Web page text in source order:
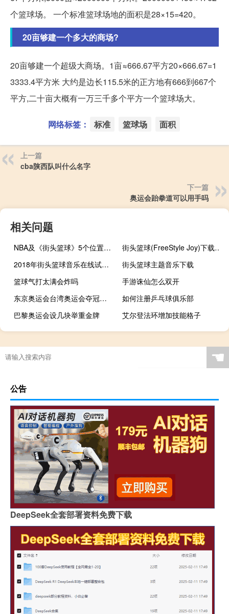
个篮球场。 一个标准篮球场地的面积是28×15=420。
20亩够建一个多大的商场?
20亩够建一个超级大商场。1亩≈666.67平方20×666.67=1
3333.4平方米 大约是边长115.5米的正方地有666到667个
平方,二十亩大概有一万三千多个平方一个篮球场大。
网络标签： 标准 篮球场 面积
上一篇
cba陕西队叫什么名字
下一篇
奥运会跆拳道可以用手吗
相关问题
NBA及《街头篮球》5个位置的详细介绍
街头篮球(FreeStyle Joy)下载(电脑、安卓和IOS所有版本)
2018年街头篮球音乐在线试听及下载
街头篮球主题音乐下载
篮球气打太满会炸吗
手游诛仙怎么双开
东京奥运会台湾奥运会夺冠放什么歌
如何注册乒乓球俱乐部
巴黎奥运会设几块举重金牌
艾尔登法环增加技能格子
跑跑卡丁车荣誉最多
艾尔登法环半岛巨剑怎么得
奥林匹克的口号是什么英语
北京有几个室内滑雪场 ☚
公告
DeepSeek全套部署资料免费下载